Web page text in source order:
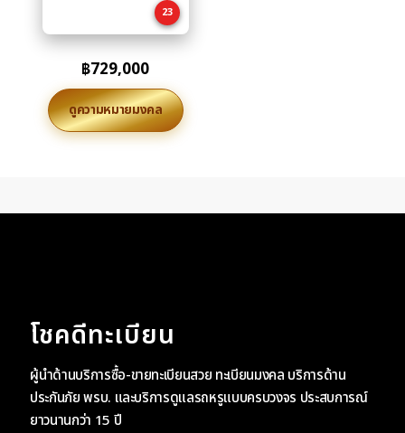
23
฿729,000
ดูความหมายมงคล
โชคดีทะเบียน
ผู้นำด้านบริการซื้อ-ขายทะเบียนสวย ทะเบียนมงคล บริการด้าน
ประกันภัย พรบ. และบริการดูแลรถหรูแบบครบวงจร ประสบการณ์
ยาวนานกว่า 15 ปี